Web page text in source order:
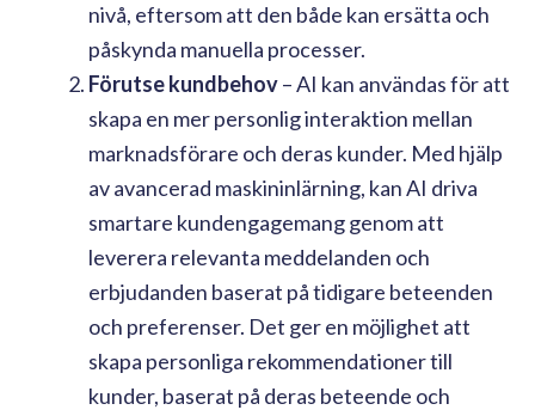
nivå, eftersom att den både kan ersätta och
påskynda manuella processer.
Förutse kundbehov– AI kan användas för att
skapa en mer personlig interaktion mellan
marknadsförare och deras kunder. Med hjälp
av avancerad maskininlärning, kan AI driva
smartare kundengagemang genom att
leverera relevanta meddelanden och
erbjudanden baserat på tidigare beteenden
och preferenser. Det ger en möjlighet att
skapa personliga rekommendationer till
kunder, baserat på deras beteende och